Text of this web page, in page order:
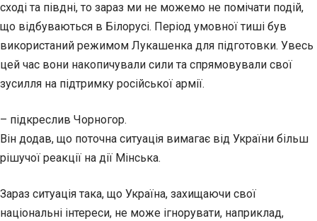
сході та півдні, то зараз ми не можемо не помічати подій,
що відбуваються в Білорусі. Період умовної тиші був
використаний режимом Лукашенка для підготовки. Увесь
цей час вони накопичували сили та спрямовували свої
зусилля на підтримку російської армії.
– підкреслив Чорногор.
Він додав, що поточна ситуація вимагає від України більш
рішучої реакції на дії Мінська.
Зараз ситуація така, що Україна, захищаючи свої
національні інтереси, не може ігнорувати, наприклад,